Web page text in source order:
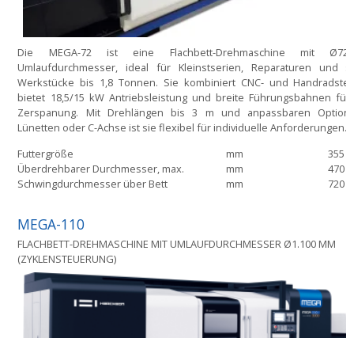
Die MEGA-72 ist eine Flachbett-Drehmaschine mit
Umlaufdurchmesser, ideal für Kleinstserien, Reparaturen und
Werkstücke bis 1,8 Tonnen. Sie kombiniert CNC- und
bietet 18,5/15 kW Antriebsleistung und breite Führungsbahnen für
Zerspanung. Mit Drehlängen bis 3 m und anpassbaren
Lünetten oder C-Achse ist sie flexibel für individuelle Anforderungen…
Futtergröße
mm
355
Überdrehbarer Durchmesser, max.
mm
470
Schwingdurchmesser über Bett
mm 720
MEGA-110
FLACHBETT-DREHMASCHINE MIT UMLAUFDURCHMESSER Ø1.100 MM
(ZYKLENSTEUERUNG)